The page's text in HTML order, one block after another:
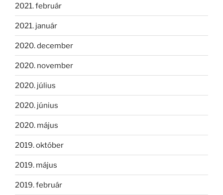
2021. február
2021. január
2020. december
2020. november
2020. július
2020. június
2020. május
2019. október
2019. május
2019. február